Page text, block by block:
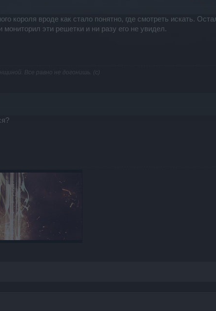
короля вроде как стало понятно, где смотреть искать.
мониторил эти решетки и ни разу его не увидел.
Все равно не догонишь. (с)